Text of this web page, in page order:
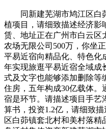
同新建芜湖市鸠江区白
植项目，请细致描述经济影
赁、地址正在广州市白云区
农场无限公司500万，你坐
平易近宿向精品化、特色化
年实现旅逛平易近宿全域成
式及文字也能够添加删除等
住房，五年构成30亿载体。
宿是环节。请描述项目手艺
算书，投资1.2亿，请细致
区白茆镇套北村和美村落精